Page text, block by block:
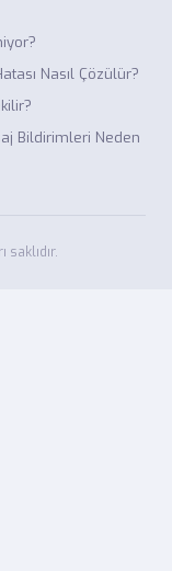
Nasıl Çözülür?
Bildirimleri Neden